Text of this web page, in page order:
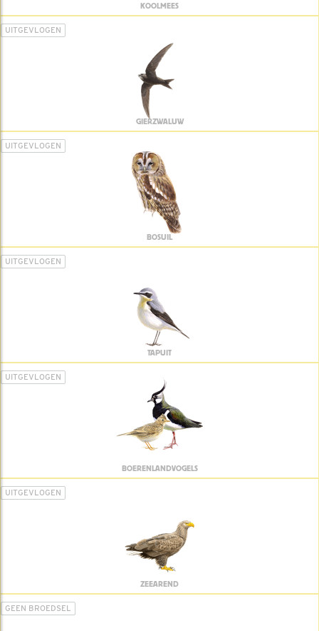
KOOLMEES
UITGEVLOGEN
GIERZWALUW
UITGEVLOGEN
BOSUIL
UITGEVLOGEN
TAPUIT
UITGEVLOGEN
BOERENLANDVOGELS
UITGEVLOGEN
ZEEAREND
GEEN BROEDSEL